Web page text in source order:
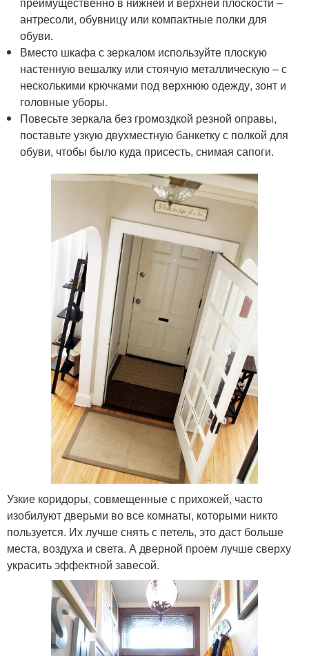
антресоли, обувницу или компактные полки для
обуви.
Вместо шкафа с зеркалом используйте плоскую
настенную вешалку или стоячую металлическую – с
несколькими крючками под верхнюю одежду, зонт и
головные уборы.
Повесьте зеркала без громоздкой резной оправы,
поставьте узкую двухместную банкетку с полкой для
обуви, чтобы было куда присесть, снимая сапоги.
Узкие коридоры, совмещенные с прихожей, часто
изобилуют дверьми во все комнаты, которыми никто
пользуется. Их лучше снять с петель, это даст больше
места, воздуха и света. А дверной проем лучше сверху
украсить эффектной завесой.